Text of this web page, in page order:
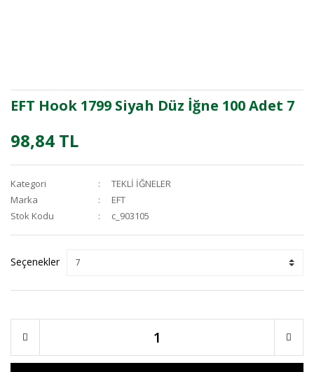
EFT Hook 1799 Siyah Düz İğne 100 Adet 7
98,84 TL
Kategori
TEKLİ İĞNELER
Marka
EFT
Stok Kodu
c_903105
Seçenekler